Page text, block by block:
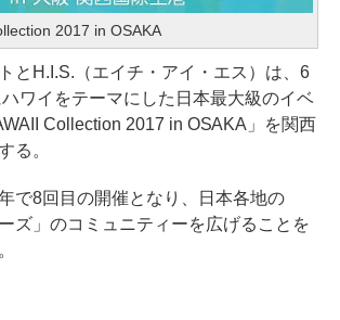
2017 in OSAKA
とH.I.S.（エイチ・アイ・エス）は、6
ワイをテーマにした日本最大級のイベ
Collection 2017 in OSAKA」を関西
る。
で8回目の開催となり、日本各地の
ズ」のコミュニティーを広げることを